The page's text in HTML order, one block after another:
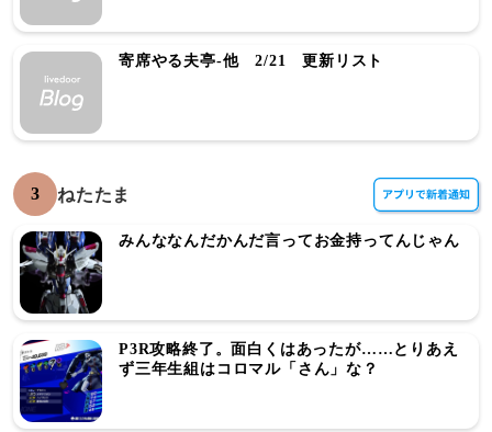
寄席やる夫亭-他 2/21 更新リスト
3 ねたたま
みんななんだかんだ言ってお金持ってんじゃん
P3R攻略終了。面白くはあったが……とりあえ
ず三年生組はコロマル「さん」な？